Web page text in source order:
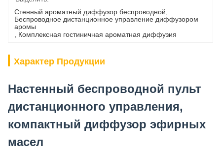
Стенный ароматный диффузор беспроводной
Беспроводное дистанционное управление диффузором
аромы
Комплексная гостиничная ароматная диффузия
Характер Продукции
Настенный беспроводной пульт
дистанционного управления,
компактный диффузор эфирных
масел